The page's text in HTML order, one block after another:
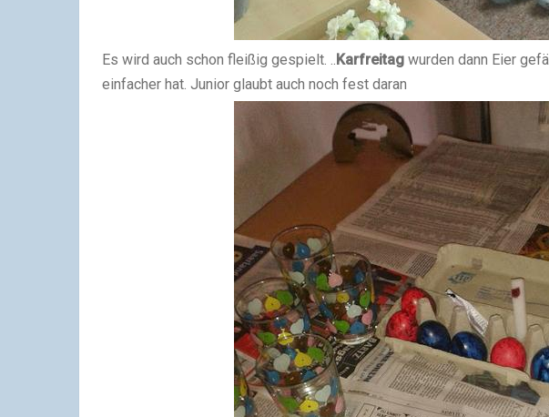
Es wird auch schon fleißig gespielt. ..Karfreitag wurden dann Eier
einfacher hat. Junior glaubt auch noch fest daran